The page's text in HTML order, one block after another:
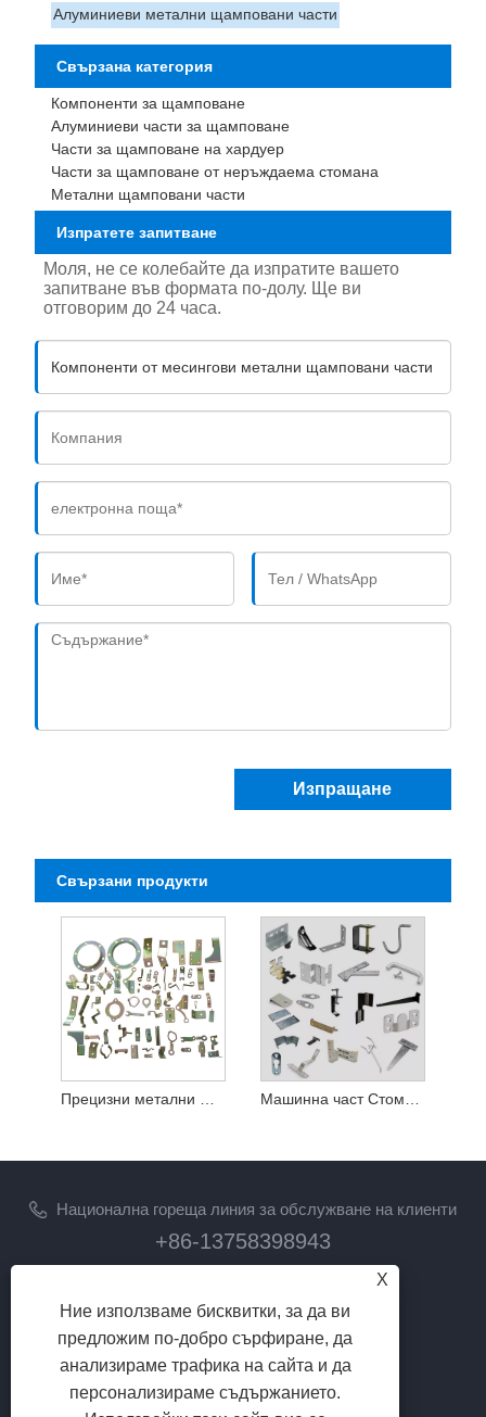
Алуминиеви метални щамповани части
Свързана категория
Компоненти за щамповане
Алуминиеви части за щамповане
Части за щамповане на хардуер
Части за щамповане от неръждаема стомана
Метални щамповани части
Изпратете запитване
Моля, не се колебайте да изпратите вашето
запитване във формата по-долу. Ще ви
отговорим до 24 часа.
Изпращане
Свързани продукти
Прецизни метални щамповани части Машинна част Стоманени хардуерни щамповани неподвижни части
Национална гореща линия за обслужване на клиенти
+86-13758398943
lilyz@junmetal.com
junmetal.hardware.ltd@gmail.com
ПОСЛЕДВАЙ НИ
X
Ние използваме бисквитки, за да ви
предложим по-добро сърфиране, да
анализираме трафика на сайта и да
персонализираме съдържанието.